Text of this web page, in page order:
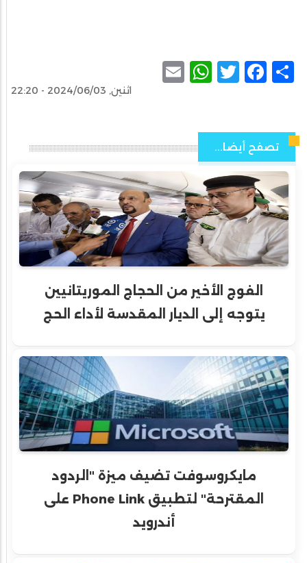
Share
Facebook
Twitter
WhatsApp
اثنين, 2024/06/03 - 22:20
تصفح أيضا...
الفوج الأخير من الحجاج الموريتانيين
يتوجه إلى الديار المقدسة لأداء الحج
مايكروسوفت تضيف ميزة "الردود
المقترحة" لتطبيق Phone Link على
أندرويد